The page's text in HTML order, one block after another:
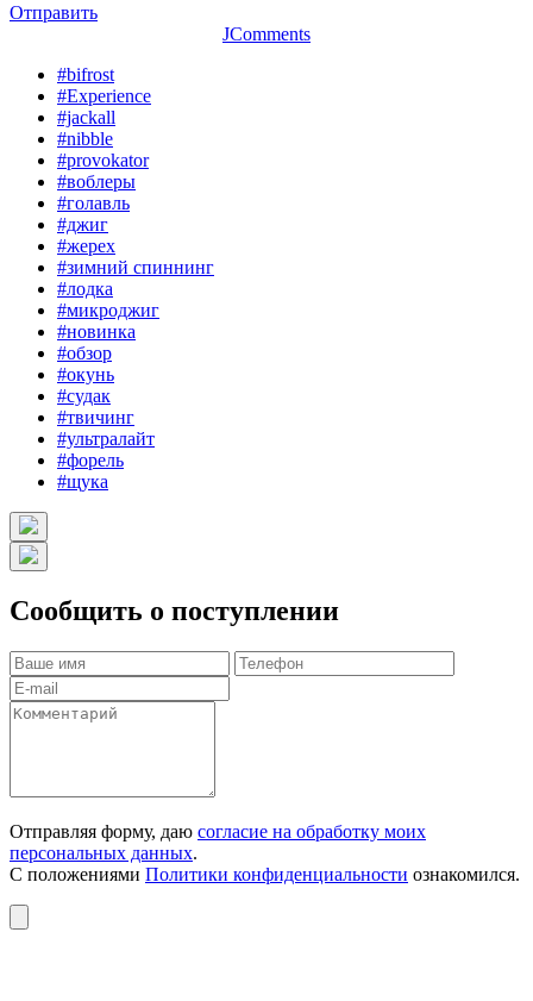
Отправить
JComments
#bifrost
#Experience
#jackall
#nibble
#provokator
#воблеры
#голавль
#джиг
#жерех
#зимний спиннинг
#лодка
#микроджиг
#новинка
#обзор
#окунь
#судак
#твичинг
#ультралайт
#форель
#щука
Сообщить о поступлении
Отправляя форму, даю согласие на обработку моих
персональных данных.
С положениями Политики конфиденциальности ознакомился.